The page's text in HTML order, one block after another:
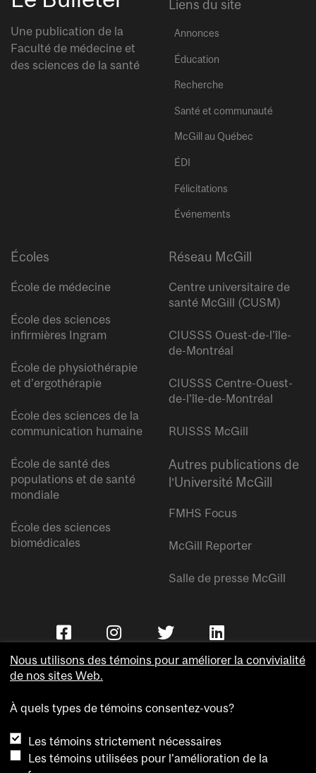
Une publication de la
Faculté de médecine et
des sciences de la santé
Liens du site
Annonces
Éducation
Recherche
Santé et communauté
McGill au Québec
ÉDI
Félicitations
Événements
Écoles
École de médecine
École des sciences
infirmières Ingram
École de physiothérapie
et d’ergothérapie
École des sciences de la
communication humaine
École de santé des
populations et de santé
mondiale
École des sciences
biomédicales
Réseau McGill
Centre universitaire de
santé McGill (CUSM)
CIUSSS Ouest-de-l’île-
de-Montréal
CIUSSS Centre-Ouest-
de-l’île-de-Montréal
RUISSS McGill
Autres publications de
l’Université McGill
FMHS Focus
McGill Reporter
Salle de presse McGill
Accessibilité
Confidentialité
Nous utilisons des témoins pour améliorer la convivialité
de nos sites Web.
À quels types de témoins consentez-vous?
Les témoins strictement nécessaires
Les témoins utilisées pour l'amélioration de la